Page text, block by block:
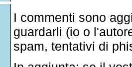
I commenti sono
guardarli (io o
spam, tentativi di